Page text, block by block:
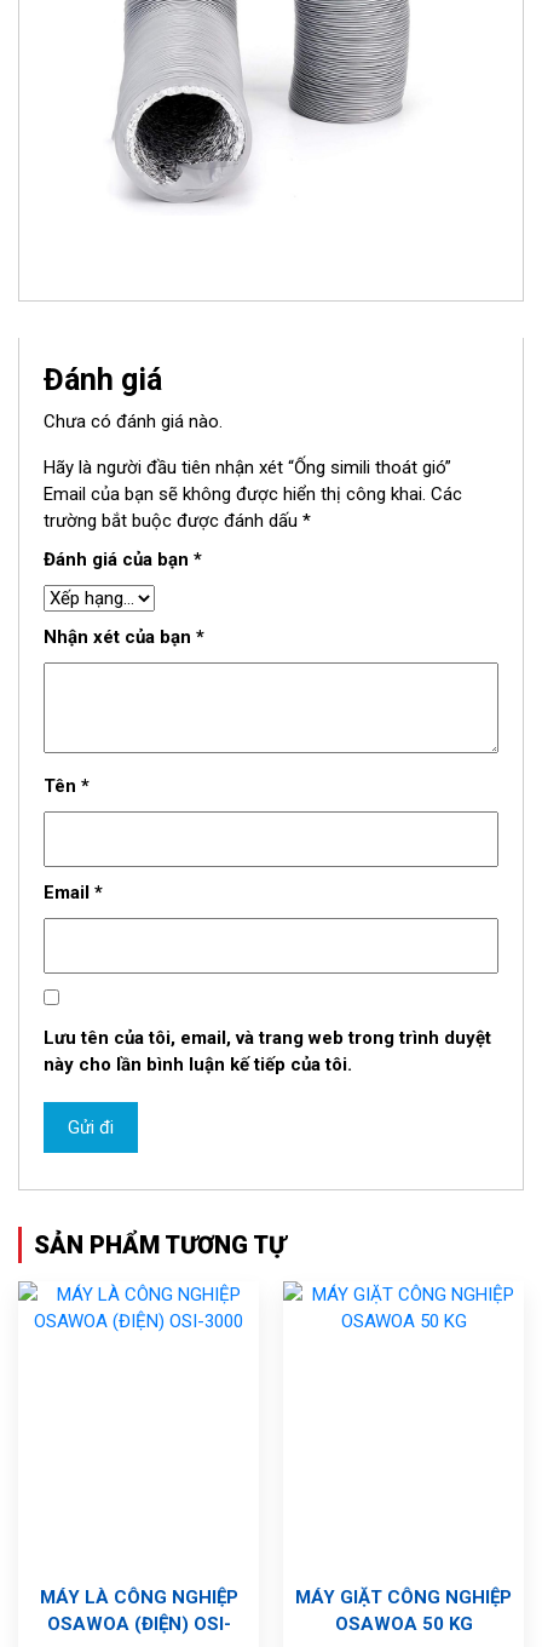
Đánh giá
Chưa có đánh giá nào.
Hãy là người đầu tiên nhận xét “Ống simili thoát gió”
Email của bạn sẽ không được hiển thị công khai. Các
trường bắt buộc được đánh dấu *
Đánh giá của bạn *
Nhận xét của bạn *
Tên *
Email *
Lưu tên của tôi, email, và trang web trong trình duyệt
này cho lần bình luận kế tiếp của tôi.
SẢN PHẨM TƯƠNG TỰ
MÁY LÀ CÔNG NGHIỆP
OSAWOA (ĐIỆN) OSI-
MÁY GIẶT CÔNG NGHIỆP
OSAWOA 50 KG